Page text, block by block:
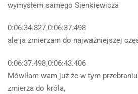
wymysłem samego Sienkiewicza
0:06:34.827,0:06:37.498
ale ja zmierzam do najważniejszej
0:06:37.498,0:06:43.406
Mówiłam wam już że w tym
zmierza do króla,